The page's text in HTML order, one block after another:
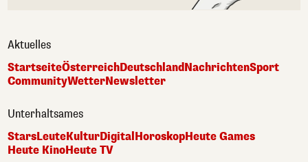
Aktuelles
StartseiteÖsterreichDeutschlandNachrichtenSport
CommunityWetterNewsletter
Unterhaltsames
StarsLeuteKulturDigitalHoroskopHeute Games
Heute KinoHeute TV